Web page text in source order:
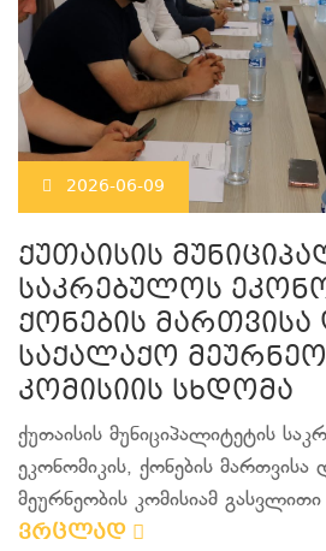
2026-06-09
ქუთაისის
საკრებულოს
ქონების მართვისა
საქალაქო
კომისიის სხდომა
ქუთაისის მუნიციპალიტეტის
ეკონომიკის, ქონების მართვისა
მეურნეობის კომისიამ
ვრცლად